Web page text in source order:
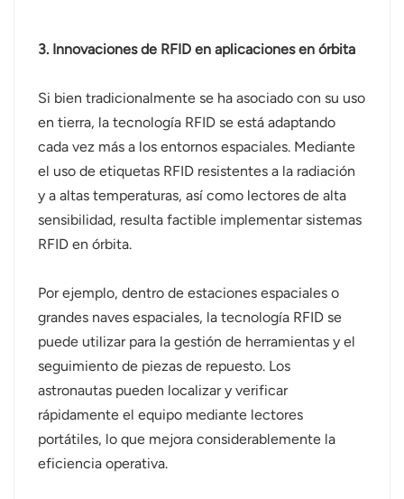
3. Innovaciones de RFID en aplicaciones en órbita
Si bien tradicionalmente se ha asociado con su uso
en tierra, la tecnología RFID se está adaptando
cada vez más a los entornos espaciales. Mediante
el uso de etiquetas RFID resistentes a la radiación
y a altas temperaturas, así como lectores de alta
sensibilidad, resulta factible implementar sistemas
RFID en órbita.
Por ejemplo, dentro de estaciones espaciales o
grandes naves espaciales, la tecnología RFID se
puede utilizar para la gestión de herramientas y el
seguimiento de piezas de repuesto. Los
astronautas pueden localizar y verificar
rápidamente el equipo mediante lectores
portátiles, lo que mejora considerablemente la
eficiencia operativa.